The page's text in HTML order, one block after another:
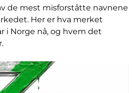
de mest misforståtte navnene
Her er hva merket
i Norge nå, og hvem det